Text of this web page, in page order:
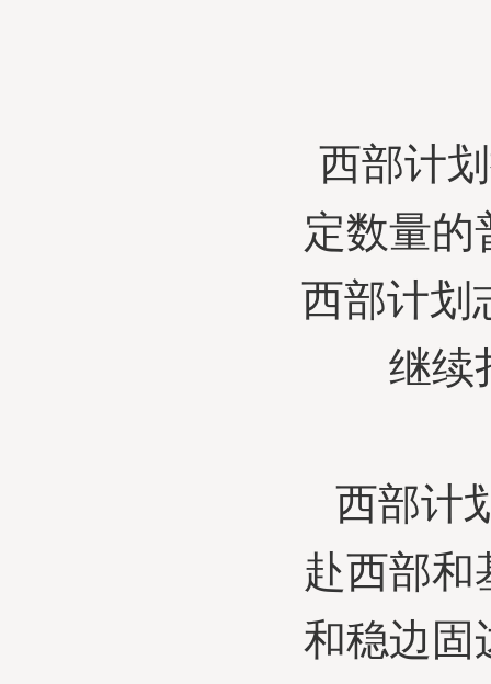
西部计
定数量的
西部计划
继续
西部计
赴西部和
和稳边固